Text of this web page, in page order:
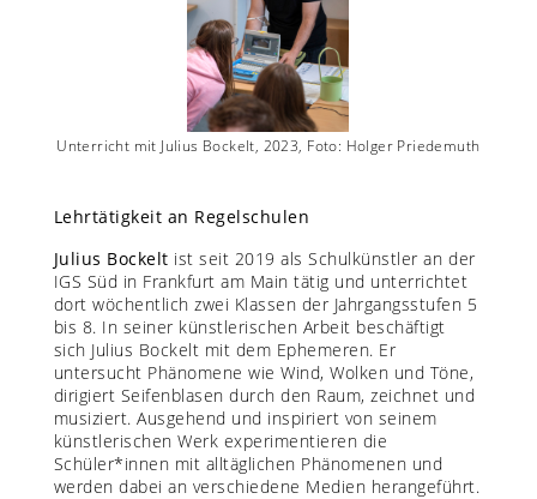
Unterricht mit Julius Bockelt, 2023, Foto: Holger Priedemuth
Lehrtätigkeit an Regelschulen
Julius Bockelt ist seit 2019 als Schulkünstler an der
IGS Süd in Frankfurt am Main tätig und unterrichtet
dort wöchentlich zwei Klassen der Jahrgangsstufen 5
bis 8. In seiner künstlerischen Arbeit beschäftigt
sich Julius Bockelt mit dem Ephemeren. Er
untersucht Phänomene wie Wind, Wolken und Töne,
dirigiert Seifenblasen durch den Raum, zeichnet und
musiziert. Ausgehend und inspiriert von seinem
künstlerischen Werk experimentieren die
Schüler*innen mit alltäglichen Phänomenen und
werden dabei an verschiedene Medien herangeführt.